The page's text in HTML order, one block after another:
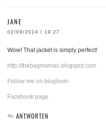
JANE
02/09/2014 / 19:27
Wow! That jacket is simply perfect!
http://thebagmaniac.blogspot.com
Follow me on bloglovin
Facebook page
ANTWORTEN